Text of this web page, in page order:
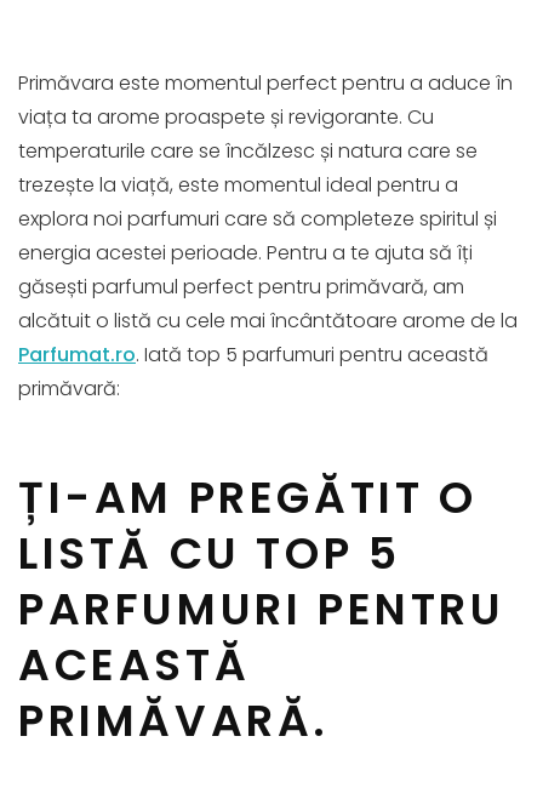
Primăvara este momentul perfect pentru a aduce în
viața ta arome proaspete și revigorante. Cu
temperaturile care se încălzesc și natura care se
trezește la viață, este momentul ideal pentru a
explora noi parfumuri care să completeze spiritul și
energia acestei perioade. Pentru a te ajuta să îți
găsești parfumul perfect pentru primăvară, am
alcătuit o listă cu cele mai încântătoare arome de la
Parfumat.ro. Iată top 5 parfumuri pentru această
primăvară:
ȚI-AM PREGĂTIT O
LISTĂ CU TOP 5
PARFUMURI PENTRU
ACEASTĂ
PRIMĂVARĂ.